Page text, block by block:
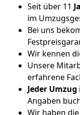
Seit über 11
im
Bei uns
Wir kennen
Unsere
erfahrene
Jeder
Angaben
Wir haben